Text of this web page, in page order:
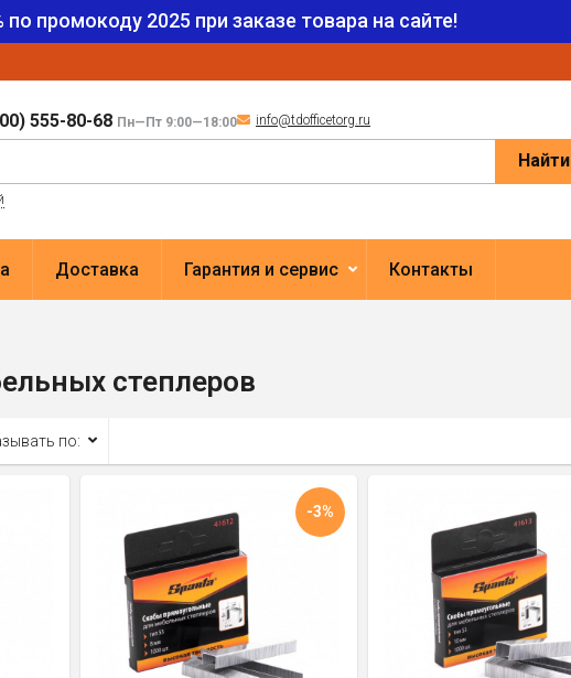
по промокоду 2025 при заказе товара на сайте!
555-80-68 Пн—Пт 9:00—18:00 info@tdofficetorg.ru
Найти
Доставка Гарантия и сервис Контакты
степлеров
по:
-3%